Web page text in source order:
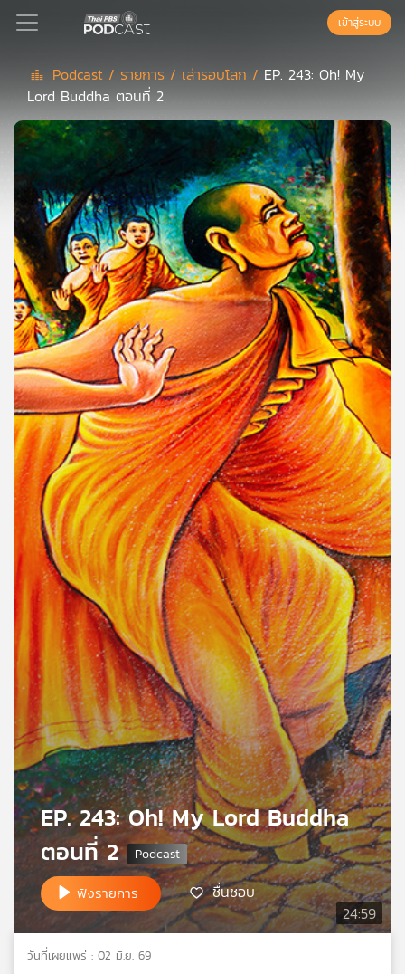
Podcast
ย์
ลิ
สต์
แนะนำ
เพล
ย์
ลิ
สต์
ของ
คุณ
เพลง
บทความ
ข่าว
และ
กิจกรรม
เกี่ยว
กับ
เรา
เครือ
ข่าย
วิทยุ
ไทย
บี
เอส
เข้าสู่ระบบ
Podcast / รายการ / เล่ารอบโลก / EP. 243: Oh! My
Lord Buddha ตอนที่ 2
24:59
EP. 243: Oh! My Lord Buddha
ตอนที่ 2
ฟังรายการ ชื่นชอบ
วันที่เผยแพร่ : 02 มิ.ย. 69